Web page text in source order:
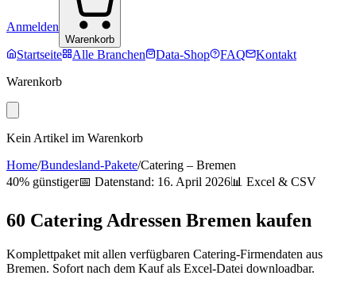
Anmelden
Warenkorb
Startseite Alle Branchen Data-Shop FAQ
Kontakt
Warenkorb
Kein Artikel im Warenkorb
Home/Bundesland-Pakete/Catering – Bremen
40% günstiger📅 Datenstand: 16. April 2026📊 Excel & CSV
60 Catering Adressen Bremen kaufen
Komplettpaket mit allen verfügbaren Catering-Firmendaten aus
Bremen. Sofort nach dem Kauf als Excel-Datei downloadbar.